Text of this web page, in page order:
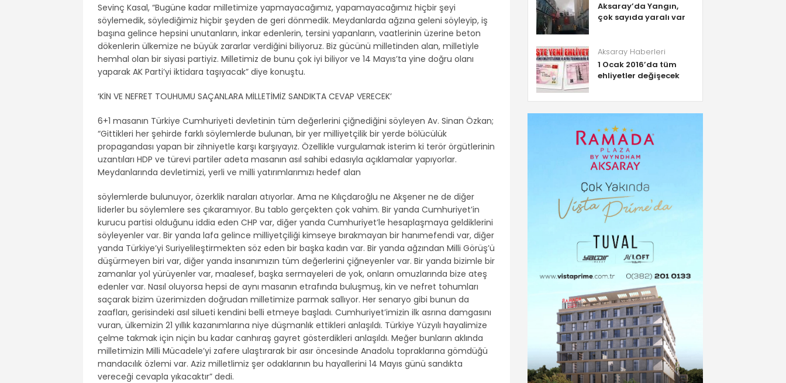
Sevinç Kasal, “Bugüne kadar milletimize yapmayacağımız, yapamayacağımız hiçbir şeyi
söylemedik, söylediğimiz hiçbir şeyden de geri dönmedik. Meydanlarda ağzına geleni söyleyip, iş
başına gelince hepsini unutanların, inkar edenlerin, tersini yapanların, vaatlerinin üzerine beton
dökenlerin ülkemize ne büyük zararlar verdiğini biliyoruz. Biz gücünü milletinden alan, milletiyle
hemhal olan bir siyasi partiyiz. Milletimiz de bunu çok iyi biliyor ve 14 Mayıs’ta yine doğru olanı
yaparak AK Parti’yi iktidara taşıyacak” diye konuştu.
‘KİN VE NEFRET TOUHUMU SAÇANLARA MİLLETİMİZ SANDIKTA CEVAP VERECEK’
6+1 masanın Türkiye Cumhuriyeti devletinin tüm değerlerini çiğnediğini söyleyen Av. Sinan Özkan;
“Gittikleri her şehirde farklı söylemlerde bulunan, bir yer milliyetçilik bir yerde bölücülük
propagandası yapan bir zihniyetle karşı karşıyayız. Özellikle vurgulamak isterim ki terör örgütlerinin
uzantıları HDP ve türevi partiler adeta masanın asıl sahibi edasıyla açıklamalar yapıyorlar.
Meydanlarında devletimizi, yerli ve milli yatırımlarımızı hedef alan
söylemlerde bulunuyor, özerklik naraları atıyorlar. Ama ne Kılıçdaroğlu ne Akşener ne de diğer
liderler bu söylemlere ses çıkaramıyor. Bu tablo gerçekten çok vahim. Bir yanda Cumhuriyet’in
kurucu partisi olduğunu iddia eden CHP var, diğer yanda Cumhuriyet’le hesaplaşmaya geldiklerini
söyleyenler var. Bir yanda lafa gelince milliyetçiliği kimseye bırakmayan bir hanımefendi var, diğer
yanda Türkiye’yi Suriyelileştirmekten söz eden bir başka kadın var. Bir yanda ağzından Milli Görüş’ü
düşürmeyen biri var, diğer yanda insanımızın tüm değerlerini çiğneyenler var. Bir yanda bizimle bir
zamanlar yol yürüyenler var, maalesef, başka sermayeleri de yok, onların omuzlarında bize ateş
edenler var. Nasıl oluyorsa hepsi de aynı masanın etrafında buluşmuş, kin ve nefret tohumları
saçarak bizim üzerimizden doğrudan milletimize parmak sallıyor. Her senaryo gibi bunun da
zaafları, gerisindeki asıl silueti kendini belli etmeye başladı. Cumhuriyet’imizin ilk asrına damgasını
vuran, ülkemizin 21 yıllık kazanımlarına niye düşmanlık ettikleri anlaşıldı. Türkiye Yüzyılı hayalimize
çelme takmak için niçin bu kadar canhıraş gayret gösterdikleri anlaşıldı. Meğer bunların aklında
milletimizin Milli Mücadele’yi zafere ulaştırarak bir asır öncesinde Anadolu topraklarına gömdüğü
mandacılık özlemi var. Aziz milletlimiz şer odaklarının bu hayallerini 14 Mayıs günü sandıkta
vereceği cevapla yıkacaktır” dedi.
Aksaray’da Yangın,
çok sayıda yaralı var
Aksaray Haberleri
1 Ocak 2016’da tüm
ehliyetler değişecek